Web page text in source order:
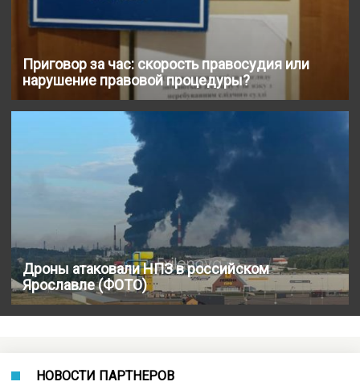
Приговор за час: скорость правосудия или
нарушение правовой процедуры?
Дроны атаковали НПЗ в российском
Ярославле (ФОТО)
НОВОСТИ ПАРТНЕРОВ